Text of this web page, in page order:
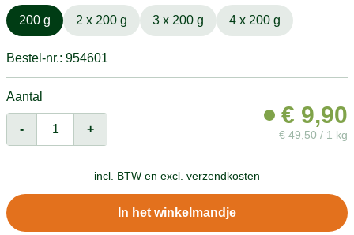
200 g 2 x 200 g 3 x 200 g 4 x 200 g
Bestel-nr.: 954601
Aantal
- +
€ 9,90
€ 49,50 / 1 kg
incl. BTW en excl. verzendkosten
In het winkelmandje